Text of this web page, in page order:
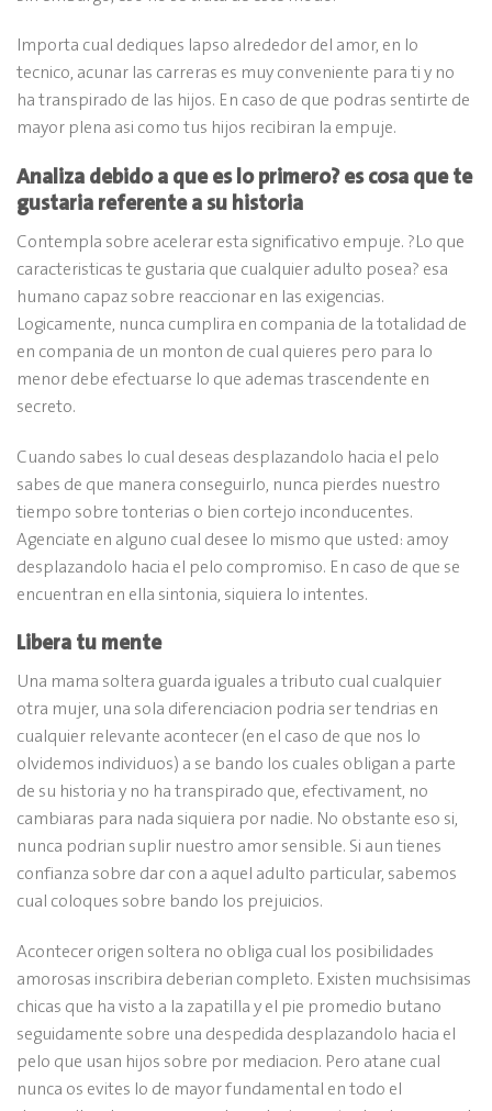
Importa cual dediques lapso alrededor del amor, en lo
tecnico, acunar las carreras es muy conveniente para ti y no
ha transpirado de las hijos. En caso de que podras sentirte de
mayor plena asi­ como tus hijos recibiran la empuje.
Analiza debido a que es lo primero? es cosa que te
gustaria referente a su historia
Contempla sobre acelerar esta significativo empuje. ?Lo que
caracteristicas te gustaria que cualquier adulto posea? esa
humano capaz sobre reaccionar en las exigencias.
Logicamente, nunca cumplira en compania de la totalidad de
en compania de un monton de cual quieres pero para lo
menor debe efectuarse lo que ademas trascendente en
secreto.
Cuando sabes lo cual deseas desplazandolo hacia el pelo
sabes de que manera conseguirlo, nunca pierdes nuestro
tiempo sobre tonterias o bien cortejo inconducentes.
Agenciate en alguno cual desee lo mismo que usted: amoy
desplazandolo hacia el pelo compromiso. En caso de que se
encuentran en ella sintonia, siquiera lo intentes.
Libera tu mente
Una mama soltera guarda iguales a tributo cual cualquier
otra mujer, una sola diferenciacion podri­a ser tendri­as en
cualquier relevante acontecer (en el caso de que nos lo
olvidemos individuos) a se bando los cuales obligan a parte
de su historia y no ha transpirado que, efectivament, no
cambiaras para nada siquiera por nadie. No obstante eso si,
nunca podrian suplir nuestro amor sensible. Si aun tienes
confianza sobre dar con a aquel adulto particular, sabemos
cual coloques sobre bando los prejuicios.
Acontecer origen soltera no obliga cual los posibilidades
amorosas inscribira deberian completo. Existen muchsisimas
chicas que ha visto a la zapatilla y el pie promedio butano
seguidamente sobre una despedida desplazandolo hacia el
pelo que usan hijos sobre por mediacion. Pero atane cual
nunca os evites lo de mayor fundamental en todo el